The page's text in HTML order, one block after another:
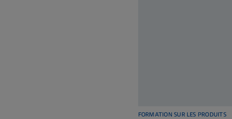
FORMATION SUR LES PRODUITS